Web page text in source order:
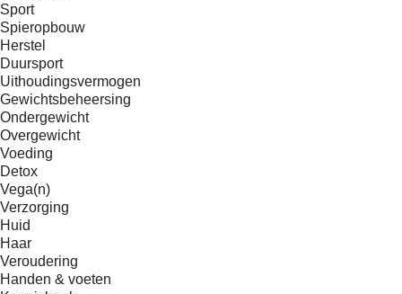
Sport
Spieropbouw
Herstel
Duursport
Uithoudingsvermogen
Gewichtsbeheersing
Ondergewicht
Overgewicht
Voeding
Detox
Vega(n)
Verzorging
Huid
Haar
Veroudering
Handen & voeten